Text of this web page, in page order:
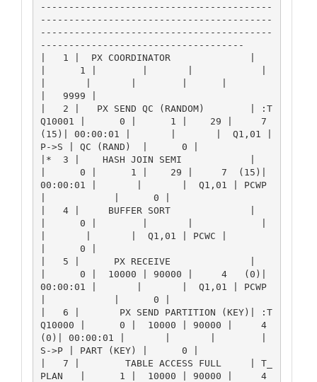
-----------------------------------------
-----------------------------------------
-----------------------------------------
------------------------------------
|   1 |  PX COORDINATOR              |
|      1 |        |       |            |
|   9999 |
|   2 |   PX SEND QC (RANDOM)        | :T
Q10001 |      0 |      1 |    29 |     7
(15)| 00:00:01 |       |       |  Q1,01 |
P->S | QC (RAND)  |      0 |
|*  3 |    HASH JOIN SEMI            |
|      0 |      1 |    29 |     7  (15)|
00:00:01 |       |       |  Q1,01 | PCWP
|            |      0 |
|   4 |     BUFFER SORT              |
|      0 |        |       |            |
|       |       |  Q1,01 | PCWC |
|      0 |
|   5 |      PX RECEIVE              |
|      0 |  10000 | 90000 |     4   (0)|
00:00:01 |       |       |  Q1,01 | PCWP
|            |      0 |
|   6 |       PX SEND PARTITION (KEY)| :T
Q10000 |      0 |  10000 | 90000 |     4
(0)| 00:00:01 |       |       |        |
S->P | PART (KEY) |      0 |
|   7 |        TABLE ACCESS FULL     | T_
PLAN   |      1 |  10000 | 90000 |     4